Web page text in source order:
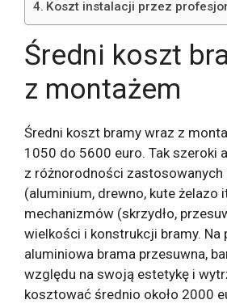
Koszt instalacji przez
Średni koszt
z montażem
Średni koszt bramy wraz z
1050 do 5600 euro. Tak szeroki
z różnorodności zastosowanych
(aluminium, drewno, kute żelazo
mechanizmów (skrzydło,
wielkości i konstrukcji bramy. Na
aluminiowa brama przesuwna,
względu na swoją estetykę i
kosztować średnio około 2000